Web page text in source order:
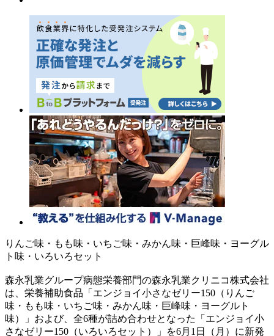
りんご味・もも味・いちご味・みかん味・巨峰味・ヨーグル
ト味・いろいろセット
森永乳業グループ病態栄養部門の森永乳業クリニコ株式会社
は、栄養補助食品「エンジョイ小さなゼリー150（りんご
味・もも味・いちご味・みかん味・巨峰味・ヨーグルト
味）」および、全6種が詰め合わせとなった「エンジョイ小
さなゼリー150（いろいろセット）」を6月1日（月）に新発